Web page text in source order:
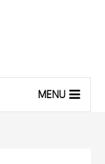
MENU